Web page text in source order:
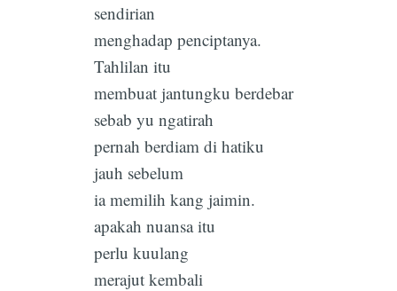
sendirian
menghadap penciptanya.
Tahlilan itu
membuat jantungku berdebar
sebab yu ngatirah
pernah berdiam di hatiku
jauh sebelum
ia memilih kang jaimin.
apakah nuansa itu
perlu kuulang
merajut kembali